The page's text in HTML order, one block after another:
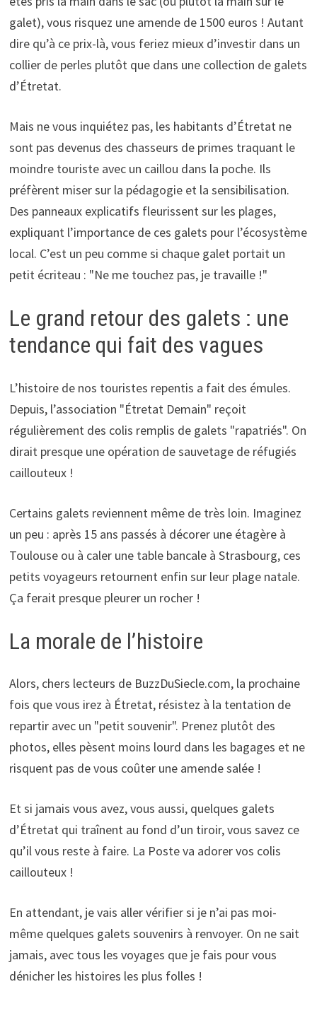
galet), vous risquez une amende de 1500 euros ! Autant
dire qu’à ce prix-là, vous feriez mieux d’investir dans un
collier de perles plutôt que dans une collection de galets
d’Étretat.
Mais ne vous inquiétez pas, les habitants d’Étretat ne
sont pas devenus des chasseurs de primes traquant le
moindre touriste avec un caillou dans la poche. Ils
préfèrent miser sur la pédagogie et la sensibilisation.
Des panneaux explicatifs fleurissent sur les plages,
expliquant l’importance de ces galets pour l’écosystème
local. C’est un peu comme si chaque galet portait un
petit écriteau : "Ne me touchez pas, je travaille !"
Le grand retour des galets : une
tendance qui fait des vagues
L’histoire de nos touristes repentis a fait des émules.
Depuis, l’association "Étretat Demain" reçoit
régulièrement des colis remplis de galets "rapatriés". On
dirait presque une opération de sauvetage de réfugiés
caillouteux !
Certains galets reviennent même de très loin. Imaginez
un peu : après 15 ans passés à décorer une étagère à
Toulouse ou à caler une table bancale à Strasbourg, ces
petits voyageurs retournent enfin sur leur plage natale.
Ça ferait presque pleurer un rocher !
La morale de l’histoire
Alors, chers lecteurs de BuzzDuSiecle.com, la prochaine
fois que vous irez à Étretat, résistez à la tentation de
repartir avec un "petit souvenir". Prenez plutôt des
photos, elles pèsent moins lourd dans les bagages et ne
risquent pas de vous coûter une amende salée !
Et si jamais vous avez, vous aussi, quelques galets
d’Étretat qui traînent au fond d’un tiroir, vous savez ce
qu’il vous reste à faire. La Poste va adorer vos colis
caillouteux !
En attendant, je vais aller vérifier si je n’ai pas moi-
même quelques galets souvenirs à renvoyer. On ne sait
jamais, avec tous les voyages que je fais pour vous
dénicher les histoires les plus folles !